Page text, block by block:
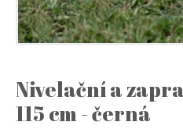
Nivelační a
115 cm - černá